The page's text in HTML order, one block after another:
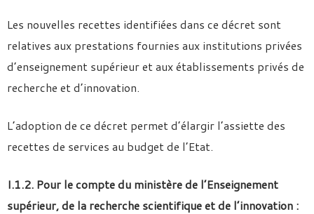
Les nouvelles recettes identifiées dans ce décret sont
relatives aux prestations fournies aux institutions privées
d’enseignement supérieur et aux établissements privés de
recherche et d’innovation.
L’adoption de ce décret permet d’élargir l’assiette des
recettes de services au budget de l’Etat.
I.1.2. Pour le compte du ministère de l’Enseignement
supérieur, de la recherche scientifique et de l’innovation :